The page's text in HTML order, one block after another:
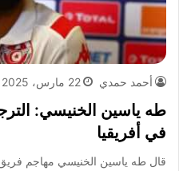
أحمد حمدي 22 مارس، 2025
طه ياسين الخنيسي:
في أفريقيا
قال طه ياسين الخنيسي مهاجم فريق